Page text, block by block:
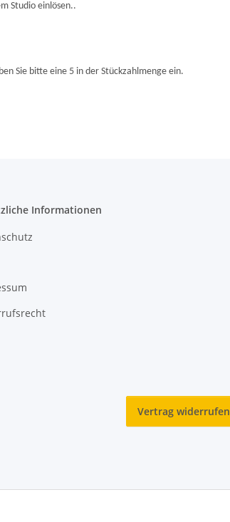
Studio einlösen..
Sie bitte eine 5 in der Stückzahlmenge ein.
Informationen
Vertrag widerrufen